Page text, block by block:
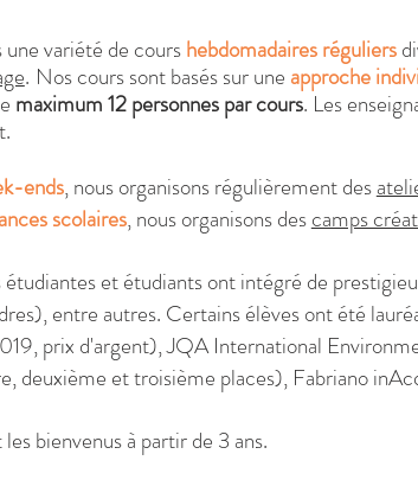
une variété de courshebdomadaires réguliers
. Nos cours sont basés sur une approche
maximum 12 personnes par cours. Les
ends, nous organisons régulièrement des
scolaires, nous organisons descamps
étudiantes et étudiants ont intégré de
entre autres. Certains élèves ont été
prix d'argent), JQA International
deuxième et troisième places), Fabriano
les bienvenus à partir de 3 ans.